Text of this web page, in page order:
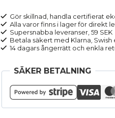
naturvit
mängd
Gör skillnad, handla certifierat
Alla varor finns i lager för direkt
Supersnabba leveranser, 59 SEK
Betala säkert med Klarna, Swish
14 dagars ångerrätt och enkla
SÄKER BETALNING